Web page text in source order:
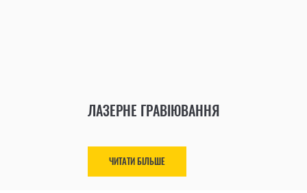
ЛАЗЕРНЕ ГРАВІЮВАННЯ
ЧИТАТИ БІЛЬШЕ